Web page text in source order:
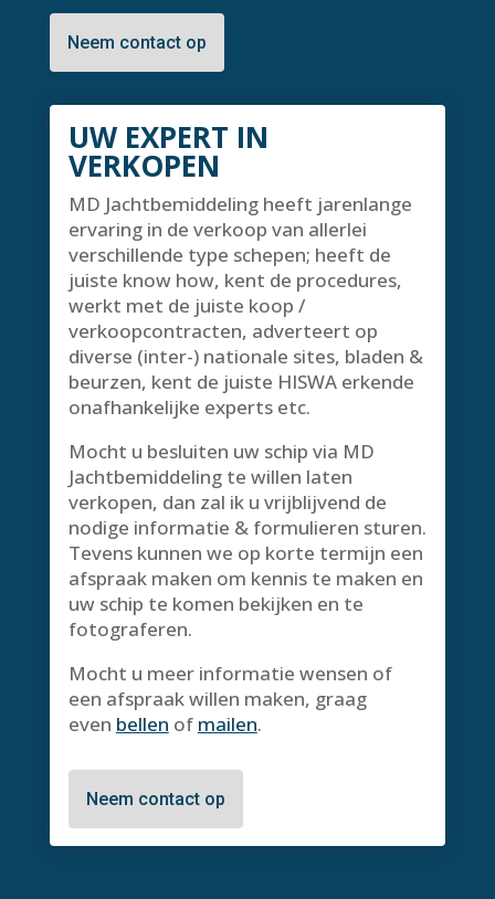
Neem contact op
UW EXPERT IN
VERKOPEN
MD Jachtbemiddeling heeft jarenlange
ervaring in de verkoop van allerlei
verschillende type schepen; heeft de
juiste know how, kent de procedures,
werkt met de juiste koop /
verkoopcontracten, adverteert op
diverse (inter-) nationale sites, bladen &
beurzen, kent de juiste HISWA erkende
onafhankelijke experts etc.
Mocht u besluiten uw schip via MD
Jachtbemiddeling te willen laten
verkopen, dan zal ik u vrijblijvend de
nodige informatie & formulieren sturen.
Tevens kunnen we op korte termijn een
afspraak maken om kennis te maken en
uw schip te komen bekijken en te
fotograferen.
Mocht u meer informatie wensen of
een afspraak willen maken, graag
even bellen of mailen.
Neem contact op